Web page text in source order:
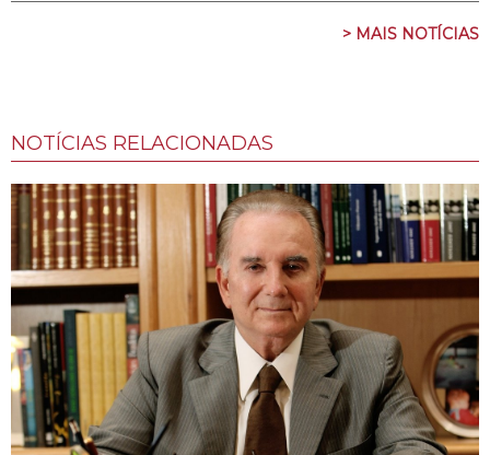
> MAIS NOTÍCIAS
NOTÍCIAS RELACIONADAS